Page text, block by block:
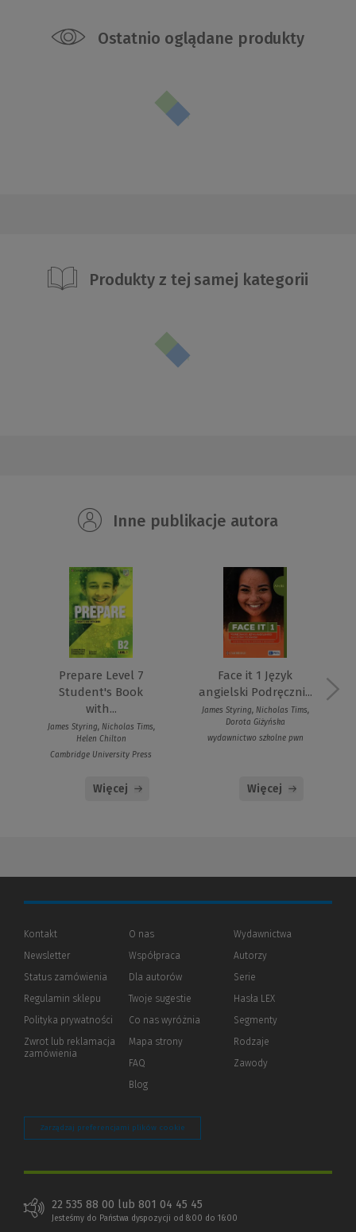
Ostatnio oglądane produkty
Produkty z tej samej kategorii
Inne publikacje autora
Prepare Level 7
Student's Book
with...
James Styring, Nicholas Tims,
Helen Chilton
Cambridge University Press
Więcej
Face it 1 Język
angielski Podręczni...
James Styring, Nicholas Tims,
Dorota Giżyńska
wydawnictwo szkolne pwn
Więcej
Kontakt
Newsletter
Status zamówienia
Regulamin sklepu
Polityka prywatności (Nowe
(Link
innej
Zwrot lub reklamacja
zamówienia
O nas
Współpraca
Dla autorów(Nowe
(Link
innej
strony)
Twoje sugestie
Co nas wyróżnia
Mapa strony
FAQ
Blog
Wydawnictwa
Autorzy
Serie
Hasła LEX
Segmenty
Rodzaje
Zawody
Zarządzaj preferencjami plików cookie
22 535 88 00 lub 801 04 45 45
Jesteśmy do Państwa dyspozycji od 8:00 do 16:00